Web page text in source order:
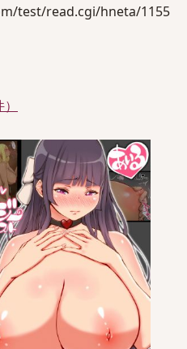
test/read.cgi/hneta/1155